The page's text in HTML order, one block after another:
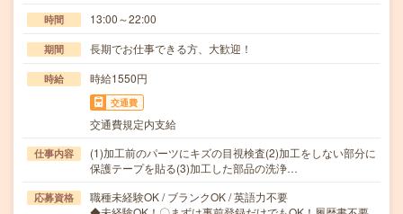
時間 13:00～22:00
期間 長期でお仕事できる方、大歓迎！
時給 時給1550円
交通費
交通費規定内支給
仕事内容
(1)加工前のパーツにキズの目視検査(2)加工をしない部分に
保護テープを貼る(3)加工した部品の洗浄…
応募資格
職種未経験OK / ブランクOK / 英語力不要